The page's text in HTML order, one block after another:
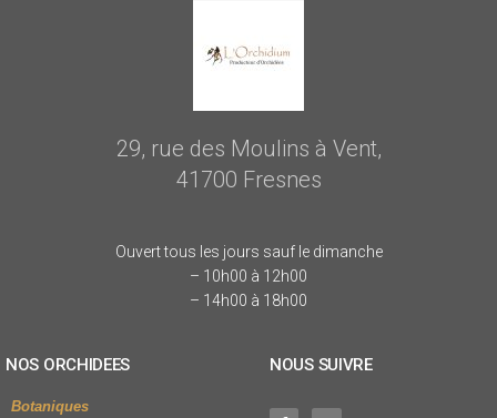
29, rue des Moulins à Vent,
41700 Fresnes
Ouvert tous les jours sauf le dimanche
– 10h00 à 12h00
– 14h00 à 18h00
NOS ORCHIDEES
Botaniques
NOUS SUIVRE